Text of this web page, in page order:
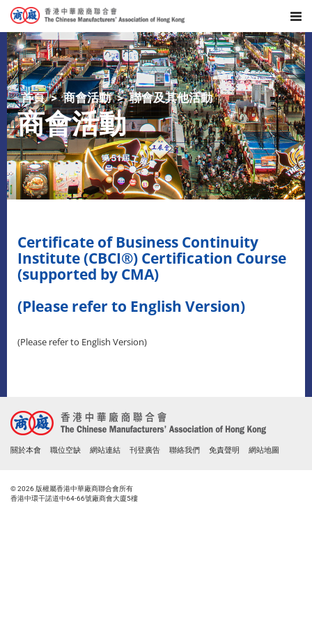
首頁 商會活動 聯會及其他活動
商會活動
Certificate of Business Continuity
Institute (CBCI®) Certification Course
(supported by CMA)
(Please refer to English Version)
(Please refer to English Version)
關於本會 職位空缺 網站連結 刊登廣告 聯絡我們 免責聲明 網站地圖
© 2026 版權屬香港中華廠商聯合會所有
香港中環干諾道中64-66號廠商會大廈5樓